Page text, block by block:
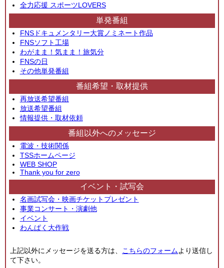
全力応援 スポーツLOVERS
単発番組
FNSドキュメンタリー大賞ノミネート作品
FNSソフト工場
わがまま！気まま！旅気分
FNSの日
その他単発番組
番組希望・取材提供
再放送希望番組
放送希望番組
情報提供・取材依頼
番組以外へのメッセージ
電波・技術関係
TSSホームページ
WEB SHOP
Thank you for zero
イベント・試写会
名画試写会・映画チケットプレゼント
事業コンサート・演劇他
イベント
わんぱく大作戦
上記以外にメッセージを送る方は、 こちらのフォームより送信し
て下さい。